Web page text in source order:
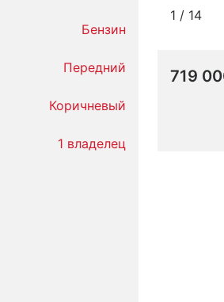
Бензин
Передний
Коричневый
1 владелец
1 / 14
719